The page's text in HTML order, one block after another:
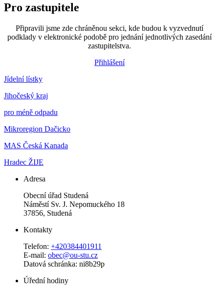
Pro zastupitele
Připravili jsme zde chráněnou sekci, kde budou k vyzvednutí
podklady v elektronické podobě pro jednání jednotlivých zasedání
zastupitelstva.
Přihlášení
Jídelní lístky
Jihočeský kraj
pro méně odpadu
Mikroregion Dačicko
MAS Česká Kanada
Hradec ŽIJE
Adresa
Obecní úřad Studená
Náměstí Sv. J. Nepomuckého 18
37856, Studená
Kontakty
Telefon: +420384401911
E-mail: obec@ou-stu.cz
Datová schránka: ni8b29p
Úřední hodiny